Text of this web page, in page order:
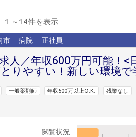
1 ～14件を表示
市 病院 正社員
人／年収600万円可能！
りやすい！新しい環境
一般薬剤師 年収600万以上O.K. 残業なし
閲覧状況